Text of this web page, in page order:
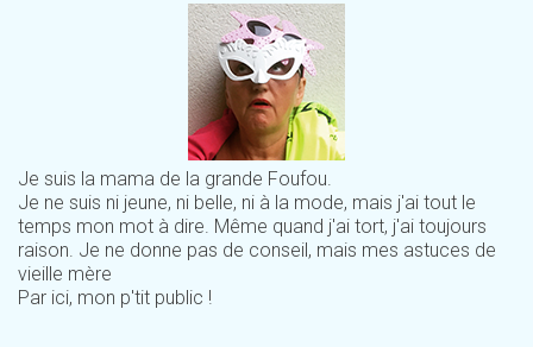
Je suis la mama de la grande Foufou.
Je ne suis ni jeune, ni belle, ni à la mode, mais j'ai tout le
temps mon mot à dire. Même quand j'ai tort, j'ai toujours
raison. Je ne donne pas de conseil, mais mes astuces de
vieille mère
Par ici, mon p'tit public !